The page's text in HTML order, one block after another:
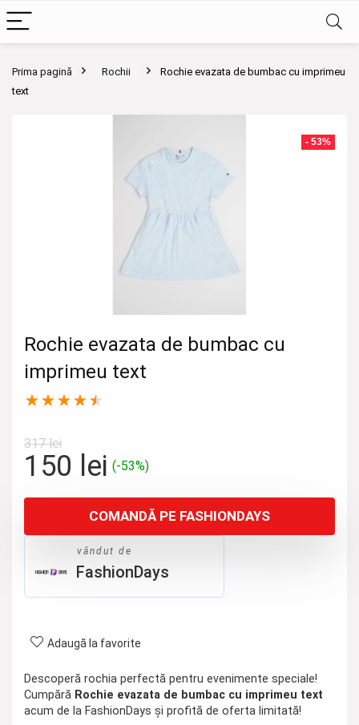
Prima pagină Rochii
Rochie evazata de bumbac cu imprimeu
text
- 53%
Rochie evazata de bumbac cu
imprimeu text
★★★★★
317lei
Prețul
a
fost:
317 lei.
150 leiPrețul
este:
150 lei.
(-53%)
COMANDĂ PE FASHIONDAYS
vândut de
FashionDays
Adaugă la favorite
Descoperă rochia perfectă pentru evenimente speciale!
Cumpără Rochie evazata de bumbac cu imprimeu text
acum de la FashionDays și profită de oferta limitată!